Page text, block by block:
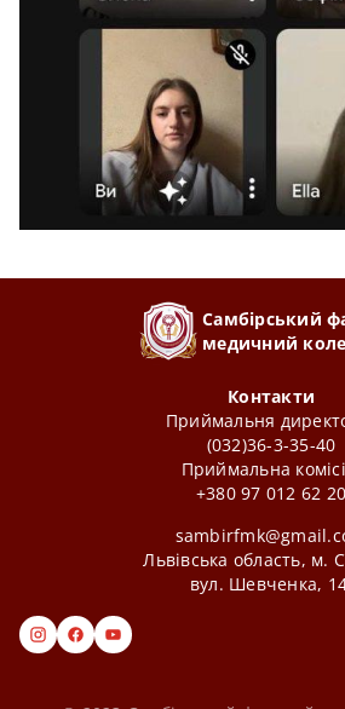
Самбірський
медичний
Контакти
Приймальня
(032)36-3-35-40
Приймальна
+380 97 012 62 20
Львівська область, м.
вул. Шевченка,